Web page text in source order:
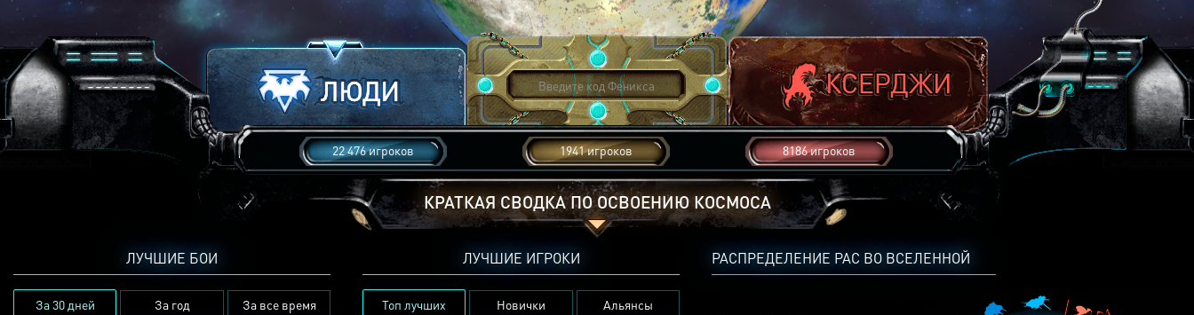
22 476 игроков 1941 игроков 8186 игроков
КРАТКАЯ СВОДКА ПО ОСВОЕНИЮ КОСМОСА
РАСПРЕДЕЛЕНИЕ РАС ВО ВСЕЛЕННОЙ
ЛУЧШИЕ БОИ
За 30 дней За год За все время
ЛУЧШИЕ ИГРОКИ
Топ лучших Новички Альянсы